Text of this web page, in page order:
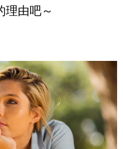
理由吧～